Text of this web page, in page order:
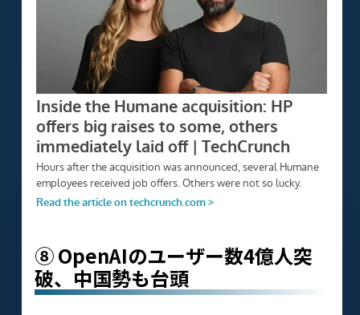
⑧ OpenAIのユーザー数4億人突
破、中国勢も台頭